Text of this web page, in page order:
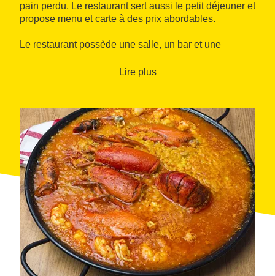
pain perdu. Le restaurant sert aussi le petit déjeuner et
propose menu et carte à des prix abordables.
Le restaurant possède une salle, un bar et une
romantiques ou banquets réunissant jusqu’à 60
Lire plus